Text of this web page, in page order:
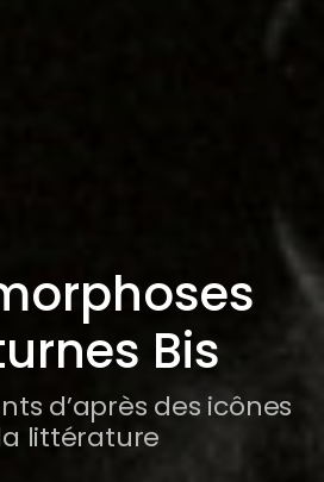
Bis
d’après des icônes
littérature